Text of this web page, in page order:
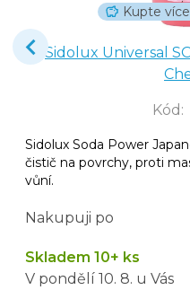
Kupte
Sidolux Universal
Kód :
Sidolux Soda Power
čistič na povrchy, proti
vůní.
Nakupuji po
Skladem 10+ ks
V pondělí 10. 8. u Vás